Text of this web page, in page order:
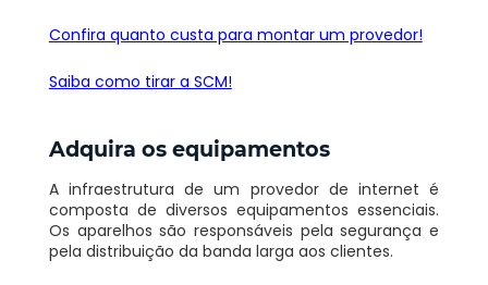
Confira quanto custa para montar um provedor!
Saiba como tirar a SCM!
Adquira os equipamentos
A infraestrutura de um provedor de internet é
composta de diversos equipamentos essenciais.
Os aparelhos são responsáveis pela segurança e
pela distribuição da banda larga aos clientes.